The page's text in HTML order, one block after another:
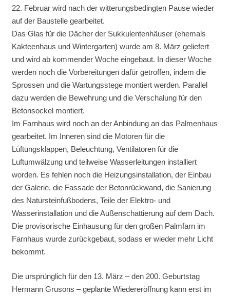
22. Februar wird nach der witterungsbedingten Pause wieder
auf der Baustelle gearbeitet.
Das Glas für die Dächer der Sukkulentenhäuser (ehemals
Kakteenhaus und Wintergarten) wurde am 8. März geliefert
und wird ab kommender Woche eingebaut. In dieser Woche
werden noch die Vorbereitungen dafür getroffen, indem die
Sprossen und die Wartungsstege montiert werden. Parallel
dazu werden die Bewehrung und die Verschalung für den
Betonsockel montiert.
Im Farnhaus wird noch an der Anbindung an das Palmenhaus
gearbeitet. Im Inneren sind die Motoren für die
Lüftungsklappen, Beleuchtung, Ventilatoren für die
Luftumwälzung und teilweise Wasserleitungen installiert
worden. Es fehlen noch die Heizungsinstallation, der Einbau
der Galerie, die Fassade der Betonrückwand, die Sanierung
des Natursteinfußbodens, Teile der Elektro- und
Wasserinstallation und die Außenschattierung auf dem Dach.
Die provisorische Einhausung für den großen Palmfarn im
Farnhaus wurde zurückgebaut, sodass er wieder mehr Licht
bekommt.
Die ursprünglich für den 13. März – den 200. Geburtstag
Hermann Grusons – geplante Wiedereröffnung kann erst im